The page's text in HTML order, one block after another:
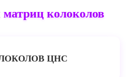
колоколов
ЦНС